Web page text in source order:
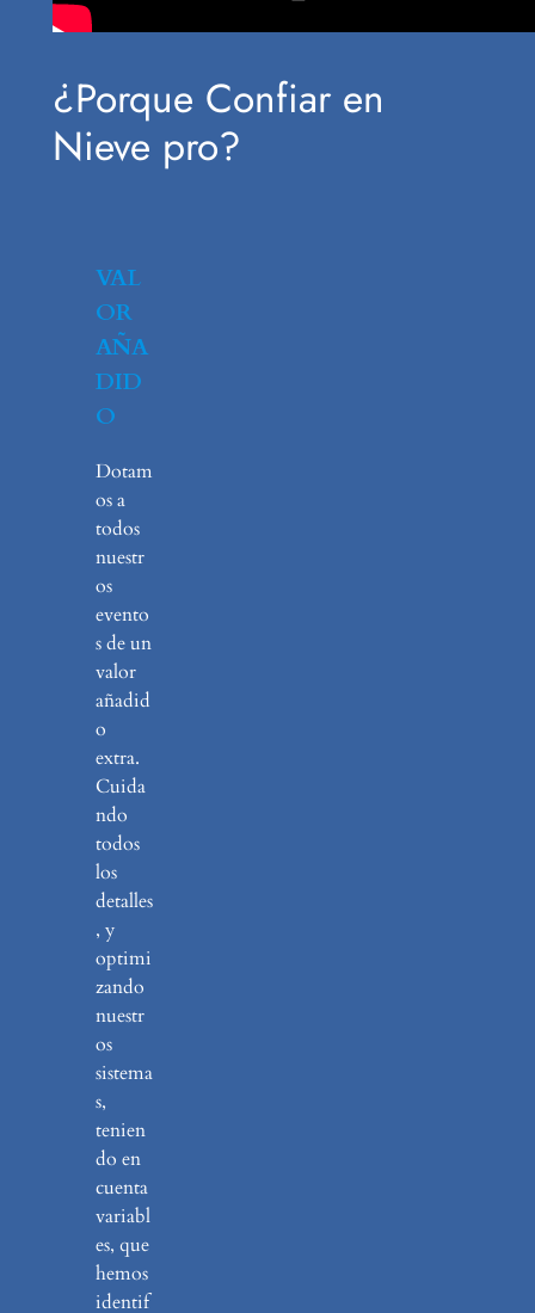
¿Porque Confiar en
Nieve pro?
VAL
OR
AÑA
DID
O
Dotam
os a
todos
nuestr
os
evento
s de un
valor
añadid
o
extra.
Cuida
ndo
todos
los
detalles
, y
optimi
zando
nuestr
os
sistema
s,
tenien
do en
cuenta
variabl
es, que
hemos
identif